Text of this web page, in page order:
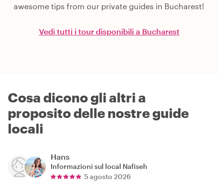
awesome tips from our private guides in Bucharest!
Vedi tutti i tour disponibili a Bucharest
Cosa dicono gli altri a
proposito delle nostre guide
locali
Hans
Informazioni sul local Nafiseh
5 agosto 2026